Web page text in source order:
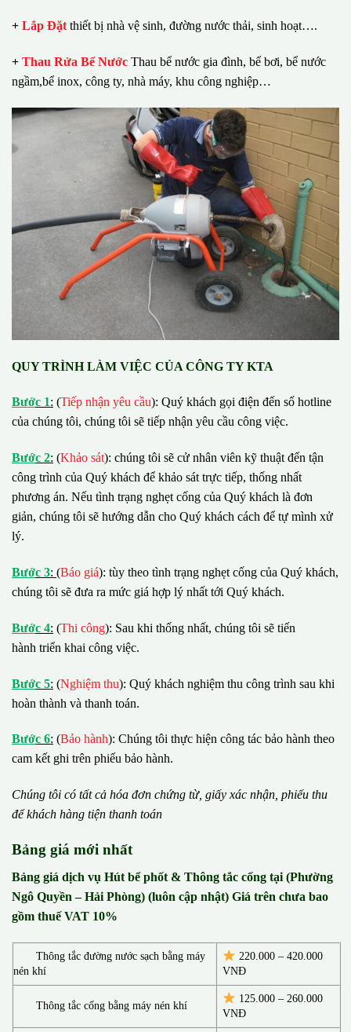
+ Lắp Đặt thiết bị nhà vệ sinh, đường nước thải, sinh hoạt….
+ Thau Rửa Bể Nước Thau bể nước gia đình, bể bơi, bể nước
ngầm,bể inox, công ty, nhà máy, khu công nghiệp…
QUY TRÌNH LÀM VIỆC CỦA CÔNG TY KTA
Bước 1: (Tiếp nhận yêu cầu): Quý khách gọi điện đến số hotline
của chúng tôi, chúng tôi sẽ tiếp nhận yêu cầu công việc.
Bước 2: (Khảo sát): chúng tôi sẽ cử nhân viên kỹ thuật đến tận
công trình của Quý khách để khảo sát trực tiếp, thống nhất
phương án. Nếu tình trạng nghẹt cống của Quý khách là đơn
giản, chúng tôi sẽ hướng dẫn cho Quý khách cách để tự mình xử
lý.
Bước 3: (Báo giá): tùy theo tình trạng nghẹt cống của Quý khách,
chúng tôi sẽ đưa ra mức giá hợp lý nhất tới Quý khách.
Bước 4: (Thi công): Sau khi thống nhất, chúng tôi sẽ tiến
hành triển khai công việc.
Bước 5: (Nghiệm thu): Quý khách nghiệm thu công trình sau khi
hoàn thành và thanh toán.
Bước 6: (Bảo hành): Chúng tôi thực hiện công tác bảo hành theo
cam kết ghi trên phiếu bảo hành.
Chúng tôi có tất cả hóa đơn chứng từ, giấy xác nhận, phiếu thu
đểkhách hàng tiện thanh toán
Bảng giá mới nhất
Bảng giá dịch vụ Hút bể phốt & Thông tắc cống tại (Phường
Ngô Quyền – Hải Phòng) (luôn cập nhật) Giá trên chưa bao
gồm thuế VAT 10%
Thông tắc đường nước sạch bằng máy
nén khí
220.000 – 420.000
VNĐ
Thông tắc cống bằng máy nén khí
125.000 – 260.000
VNĐ